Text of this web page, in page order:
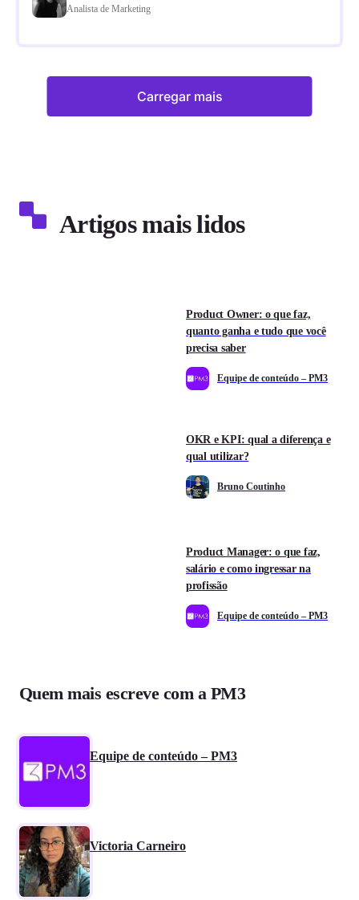
Analista de Marketing
Carregar mais
Artigos mais lidos
Product Owner: o que faz,
quanto ganha e tudo que você
precisa saber
Equipe de conteúdo – PM3
OKR e KPI: qual a diferença e
qual utilizar?
Bruno Coutinho
Product Manager: o que faz,
salário e como ingressar na
profissão
Equipe de conteúdo – PM3
Quem mais escreve com a PM3
Equipe de conteúdo – PM3
Victoria Carneiro